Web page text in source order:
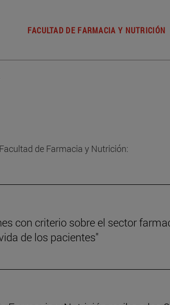
FACULTAD DE FARMACIA Y NUTRICIÓN
de Farmacia y Nutrición:
con criterio sobre el sector
de los pacientes"